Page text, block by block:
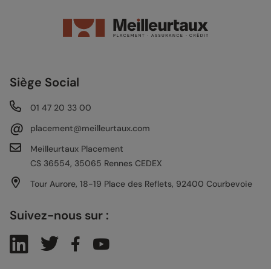
Siège Social
01 47 20 33 00
@
placement@meilleurtaux.com
Meilleurtaux Placement
CS 36554, 35065 Rennes CEDEX
Tour Aurore, 18-19 Place des Reflets, 92400 Courbevoie
Suivez-nous sur :